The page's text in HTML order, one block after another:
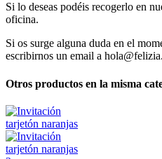
Si lo deseas podéis recogerlo en
oficina.
Si os surge alguna duda en el
escribirnos un email a
Otros productos en la misma